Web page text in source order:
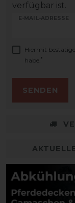
verfügbar ist.
E-MAIL-ADRESSE
Hiermit
habe. *
SENDEN